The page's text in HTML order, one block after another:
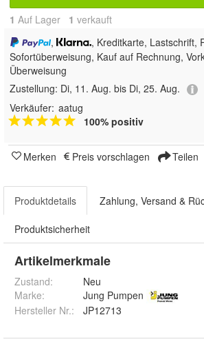
1 Auf Lager 1 verkauft
,
, Kreditkarte, Lastschrift,
Sofortüberweisung, Kauf auf Rechnung,
Überweisung
Zustellung: Di, 11. Aug. bis Di, 25. Aug.
Verkäufer: aatug
100% positiv
Merken Preis vorschlagen Teilen
Produktdetails Zahlung, Versand &
Produktsicherheit
Artikelmerkmale
Zustand:
Neu
Marke:
Jung Pumpen
Hersteller Nr.:
JP12713